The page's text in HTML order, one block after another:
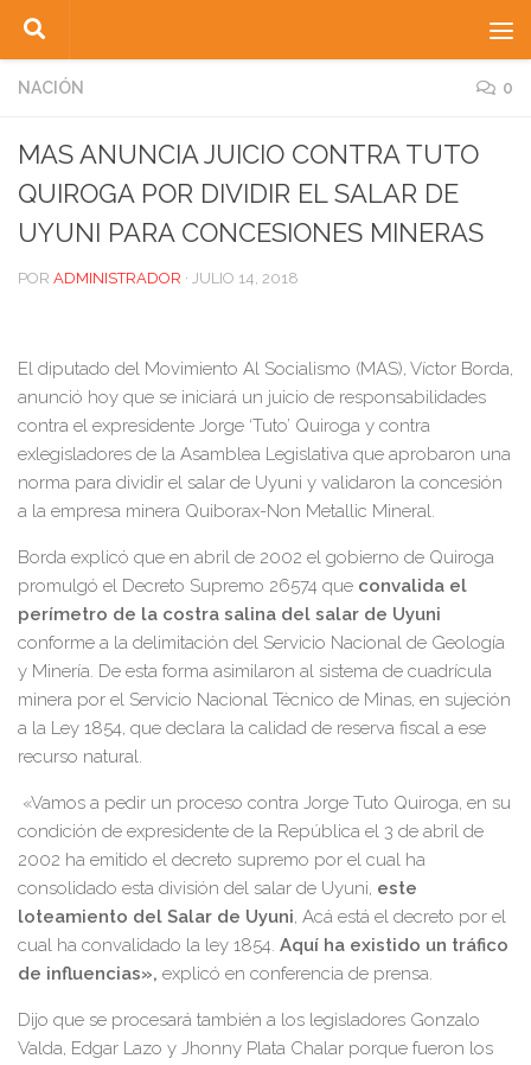
Saltar al contenido
NACIÓN 0
MAS ANUNCIA JUICIO CONTRA TUTO
QUIROGA POR DIVIDIR EL SALAR DE
UYUNI PARA CONCESIONES MINERAS
POR ADMINISTRADOR · JULIO 14, 2018
El diputado del Movimiento Al Socialismo (MAS), Víctor Borda,
anunció hoy que se iniciará un juicio de responsabilidades
contra el expresidente Jorge ‘Tuto’ Quiroga y contra
exlegisladores de la Asamblea Legislativa que aprobaron una
norma para dividir el salar de Uyuni y validaron la concesión
a la empresa minera Quiborax-Non Metallic Mineral.
Borda explicó que en abril de 2002 el gobierno de Quiroga
promulgó el Decreto Supremo 26574 que convalida el
perímetro de la costra salina del salar de Uyuni
conforme a la delimitación del Servicio Nacional de Geología
y Minería. De esta forma asimilaron al sistema de cuadrícula
minera por el Servicio Nacional Técnico de Minas, en sujeción
a la Ley 1854, que declara la calidad de reserva fiscal a ese
recurso natural.
«Vamos a pedir un proceso contra Jorge Tuto Quiroga, en su
condición de expresidente de la República el 3 de abril de
2002 ha emitido el decreto supremo por el cual ha
consolidado esta división del salar de Uyuni, este
loteamiento del Salar de Uyuni, Acá está el decreto por el
cual ha convalidado la ley 1854. Aquí ha existido un tráfico
de influencias», explicó en conferencia de prensa.
Dijo que se procesará también a los legisladores Gonzalo
Valda, Edgar Lazo y Jhonny Plata Chalar porque fueron los